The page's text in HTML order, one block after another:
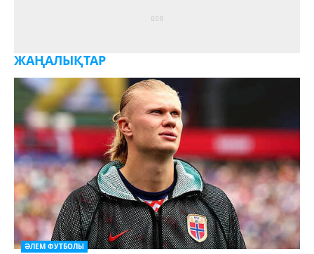
ЖАҢАЛЫҚТАР
ӘЛЕМ ФУТБОЛЫ